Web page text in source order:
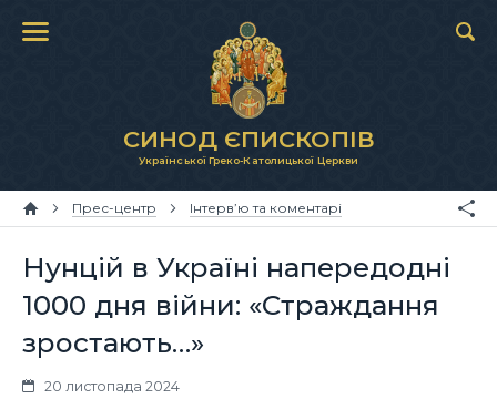
СИНОД ЄПИСКОПІВ
Української Греко-Католицької Церкви
Прес-центр Інтерв’ю та коментарі
Нунцій в Україні напередодні
1000 дня війни: «Страждання
зростають…»
20 листопада 2024